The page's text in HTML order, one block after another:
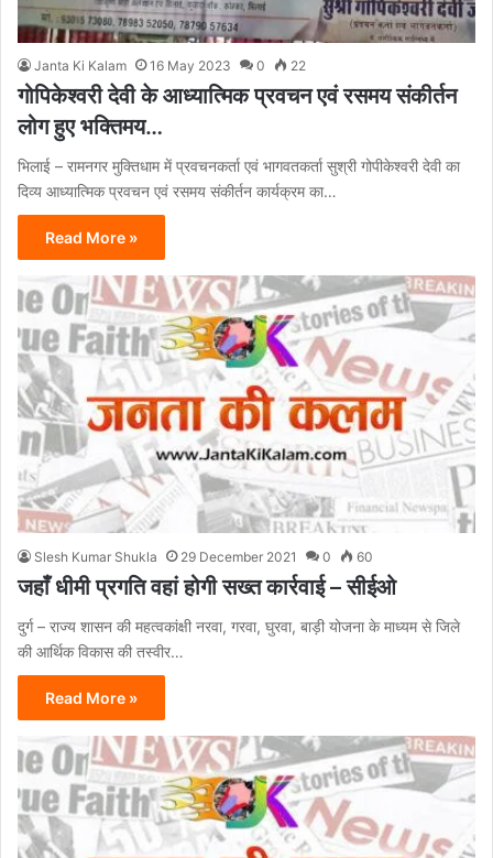
Janta Ki Kalam 16 May 2023 0 22
गोपिकेश्वरी देवी के आध्यात्मिक प्रवचन एवं रसमय संकीर्तन
लोग हुए भक्तिमय…
भिलाई – रामनगर मुक्तिधाम में प्रवचनकर्ता एवं भागवतकर्ता सुश्री गोपीकेश्वरी देवी का
दिव्य आध्यात्मिक प्रवचन एवं रसमय संकीर्तन कार्यक्रम का…
Read More »
Slesh Kumar Shukla 29 December 2021 0 60
जहाँ धीमी प्रगति वहां होगी सख्त कार्रवाई – सीईओ
दुर्ग – राज्य शासन की महत्वकांक्षी नरवा, गरवा, घुरवा, बाड़ी योजना के माध्यम से जिले
की आर्थिक विकास की तस्वीर…
Read More »